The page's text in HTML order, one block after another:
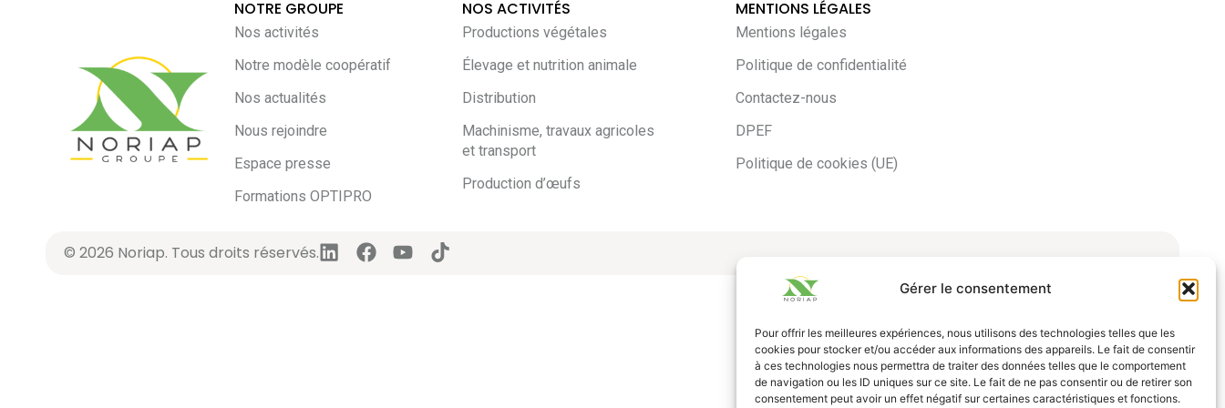
Gérer le consentement
Pour offrir les meilleures expériences, nous utilisons des technologies telles que les
cookies pour stocker et/ou accéder aux informations des appareils. Le fait de consentir
à ces technologies nous permettra de traiter des données telles que le comportement
de navigation ou les ID uniques sur ce site. Le fait de ne pas consentir ou de retirer son
consentement peut avoir un effet négatif sur certaines caractéristiques et fonctions.
NOTRE GROUPE
Nos activités
Notre modèle coopératif
Nos actualités
Nous rejoindre
Espace presse
Formations OPTIPRO
NOS ACTIVITÉS
Productions végétales
Élevage et nutrition animale
Distribution
Machinisme, travaux agricoles
et transport
Production d’œufs
MENTIONS LÉGALES
Mentions légales
Politique de confidentialité
Contactez-nous
DPEF
Politique de cookies (UE)
© 2026 Noriap. Tous droits réservés.